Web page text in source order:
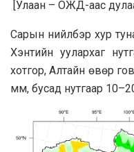
[Улаан – ОЖД-аас
Сарын нийлбэр хур
Хэнтийн уулархаг
хотгор, Алтайн өвөр
мм, бусад нутгаар